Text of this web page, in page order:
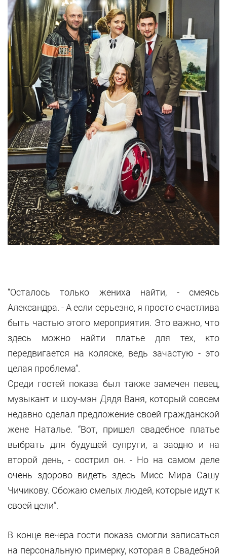
“Осталось только жениха найти, - смеясь
Александра. - А если серьезно, я просто счастлива
быть частью этого мероприятия. Это важно, что
здесь можно найти платье для тех, кто
передвигается на коляске, ведь зачастую - это
целая проблема”.
Среди гостей показа был также замечен певец,
музыкант и шоу-мэн Дядя Ваня, который совсем
недавно сделал предложение своей гражданской
жене Наталье. “Вот, пришел свадебное платье
выбрать для будущей супруги, а заодно и на
второй день, - сострил он. - Но на самом деле
очень здорово видеть здесь Мисс Мира Сашу
Чичикову. Обожаю смелых людей, которые идут к
своей цели”.
В конце вечера гости показа смогли записаться
на персональную примерку, которая в Свадебной